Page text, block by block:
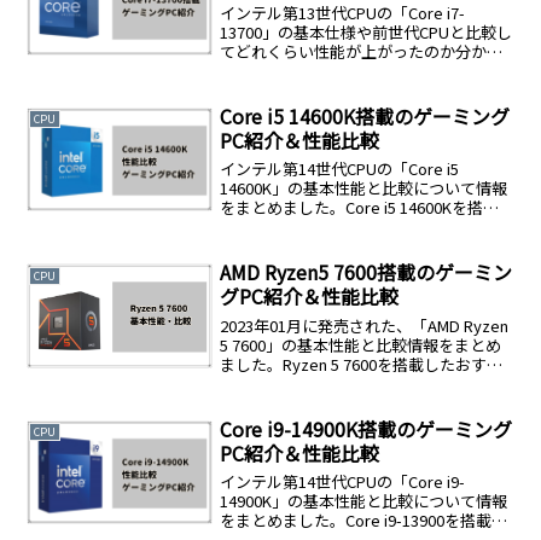
インテル第13世代CPUの「Core i7-
13700」の基本仕様や前世代CPUと比較し
てどれくらい性能が上がったのか分かり
すめゲーミングPCも合わせて紹介しま
す。
CPU
Core i5 14600K搭載のゲーミング
PC紹介＆性能比較
インテル第14世代CPUの「Core i5
14600K」の基本性能と比較について情報
をまとめました。Core i5 14600Kを搭載
CPU
AMD Ryzen5 7600搭載のゲーミン
グPC紹介＆性能比較
2023年01月に発売された、「AMD Ryzen
5 7600」の基本性能と比較情報をまとめ
ました。Ryzen 5 7600を搭載したおすす
CPU
Core i9-14900K搭載のゲーミング
PC紹介＆性能比較
インテル第14世代CPUの「Core i9-
14900K」の基本性能と比較について情報
をまとめました。Core i9-13900を搭載し